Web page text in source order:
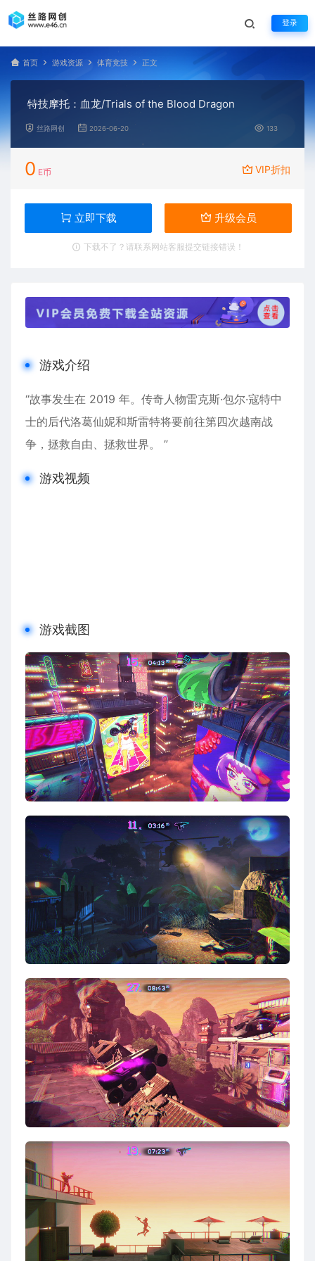
登录
首页 游戏资源 体育竞技 正文
特技摩托：血龙/Trials of the Blood Dragon
丝路网创 2026-06-20 133
0 E币 VIP折扣
立即下载 升级会员
下载不了？请联系网站客服提交链接错误！
游戏介绍
“故事发生在 2019 年。传奇人物雷克斯·包尔·寇特中
士的后代洛葛仙妮和斯雷特将要前往第四次越南战
争，拯救自由、拯救世界。 ”
游戏视频
游戏截图